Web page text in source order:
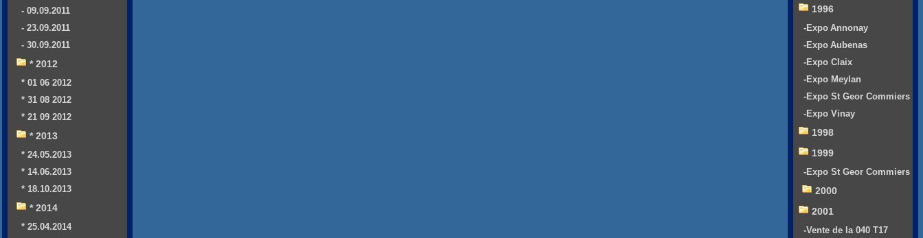
- 09.09.2011
- 23.09.2011
- 30.09.2011
* 2012
* 01 06 2012
* 31 08 2012
* 21 09 2012
* 2013
* 24.05.2013
* 14.06.2013
* 18.10.2013
* 2014
* 25.04.2014
1996
-Expo Annonay
-Expo Aubenas
-Expo Claix
-Expo Meylan
-Expo St Geor Commiers
-Expo Vinay
1998
1999
-Expo St Geor Commiers
2000
2001
-Vente de la 040 T17